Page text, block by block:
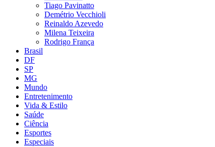
Tiago Pavinatto
Demétrio Vecchioli
Reinaldo Azevedo
Milena Teixeira
Rodrigo França
Brasil
DF
SP
MG
Mundo
Entretenimento
Vida & Estilo
Saúde
Ciência
Esportes
Especiais